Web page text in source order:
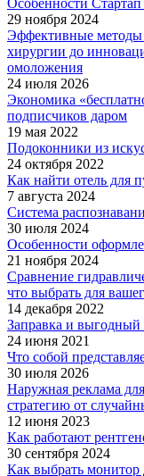
Особенности
29 ноября 2024
Эффективные методы
хирургии до
омоложения
24 июля 2026
Экономика
подписчиков даром
19 мая 2022
Подоконники из
24 октября 2022
Как найти отель для
7 августа 2024
Система
30 июля 2024
Особенности
21 ноября 2024
Сравнение
что выбрать для
14 декабря 2022
Заправка и выгодный
24 июня 2021
Что собой
30 июля 2026
Наружная реклама
стратегию от
12 июня 2023
Как работают
30 сентября 2024
Как выбрать монитор